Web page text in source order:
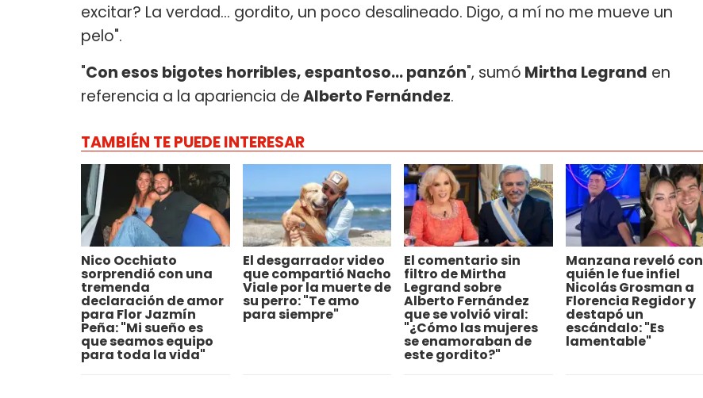
excitar? La verdad... gordito, un poco desalineado. Digo, a mí no me mueve un
pelo".
"Con esos bigotes horribles, espantoso... panzón", sumó Mirtha Legrand en
referencia a la apariencia deAlberto Fernández.
TAMBIÉN TE PUEDE INTERESAR
Nico Occhiato
sorprendió con una
tremenda
declaración de amor
para Flor Jazmín
Peña: "Mi sueño es
que seamos equipo
para toda la vida"
El desgarrador video
que compartió Nacho
Viale por la muerte de
su perro: "Te amo
para siempre"
El comentario sin
filtro de Mirtha
Legrand sobre
Alberto Fernández
que se volvió viral:
"¿Cómo las mujeres
se enamoraban de
este gordito?"
Manzana reveló con
quién le fue infiel
Nicolás Grosman a
Florencia Regidor y
destapó un
escándalo: "Es
lamentable"